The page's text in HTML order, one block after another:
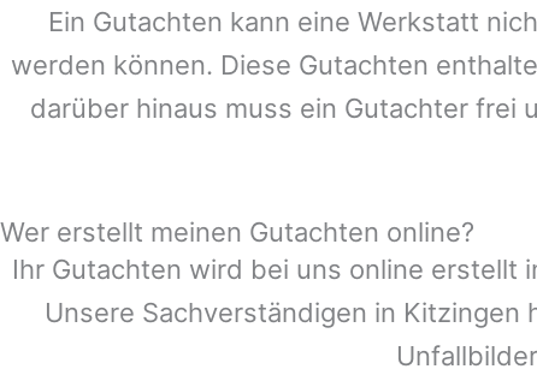
Ein Gutachten kann eine Werkstatt
werden können. Diese Gutachten
darüber hinaus muss ein Gutachter frei
Wer erstellt meinen Gutachten online?
Ihr Gutachten wird bei uns online erstellt
Unsere Sachverständigen in Kitzingen